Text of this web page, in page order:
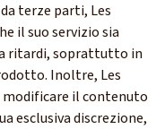
terze parti, Les
il suo servizio sia
ritardi, soprattutto in
Inoltre, Les
modificare il contenuto
esclusiva discrezione,